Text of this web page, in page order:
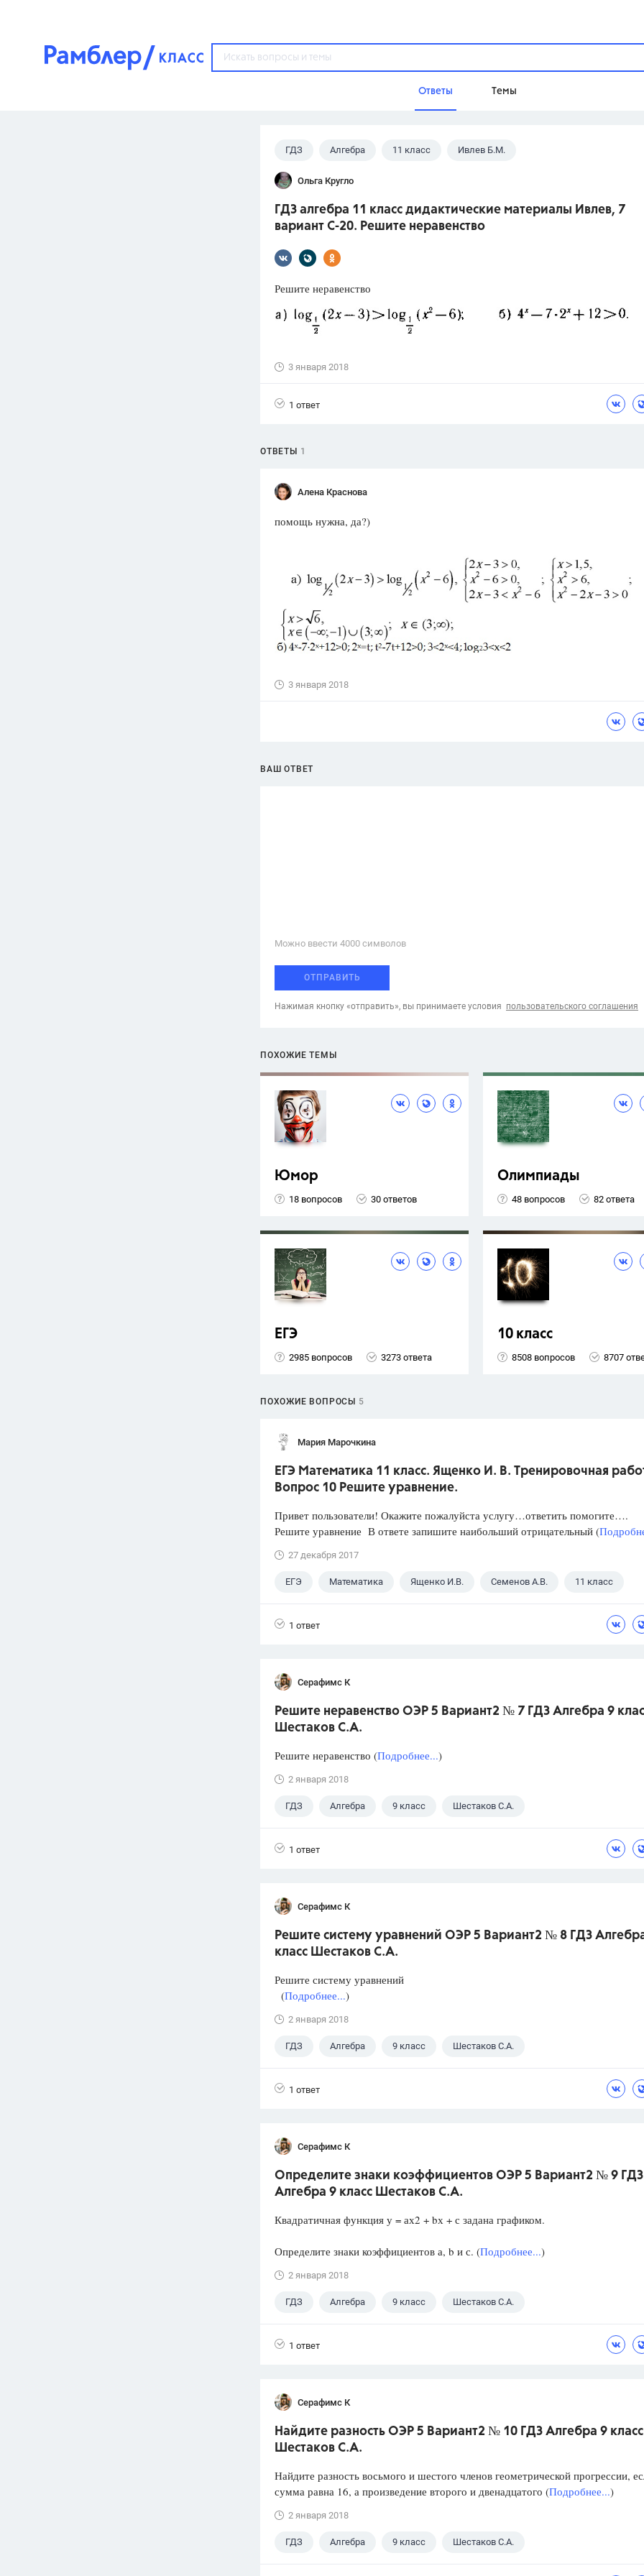
Ответы Темы
Популярные темы
ГДЗ
ОГЭ
ответов
ответа
ответа
ответов
Домашнее задание
Рудзитис Г.Е.,
Цыбулько И.П.,
ГДЗ Алгебра 11 класс Ивлев Б.М.
Ольга Кругло
ГДЗ алгебра 11 класс дидактические материалы Ивлев, 7
вариант С-20. Решите неравенство
Решите неравенство
3 января 2018
1 ответ
ОТВЕТЫ 1
Алена Краснова
помощь нужна, да?)
3 января 2018
ВАШ ОТВЕТ
Можно ввести 4000 cимволов
ОТПРАВИТЬ
Нажимая кнопку «отправить», вы принимаете условия пользовательского соглашения
ПОХОЖИЕ ТЕМЫ
Юмор
18 вопросов 30 ответов
Олимпиады
48 вопросов 82 ответа
ЕГЭ
2985 вопросов 3273 ответа
10 класс
8508 вопросов 8707
ПОХОЖИЕ ВОПРОСЫ 5
Мария Марочкина
ЕГЭ Математика 11 класс. Ященко И. В. Тренировочная
Вопрос 10 Решите уравнение.
Привет пользователи! Окажите пожалуйста услугу…ответить помогите….
Решите уравнение В ответе запишите наибольший отрицательный (
27 декабря 2017
ЕГЭ Математика Ященко И.В. Семенов А.В. 11 класс
1 ответ
Серафимс К
Решите неравенство ОЭР 5 Вариант2 № 7 ГДЗ Алгебра 9
Шестаков С.А.
Решите неравенство (Подробнее...)
2 января 2018
ГДЗ Алгебра 9 класс Шестаков С.А.
1 ответ
Серафимс К
Решите систему уравнений ОЭР 5 Вариант2 № 8 ГДЗ
класс Шестаков С.А.
Решите систему уравнений
(Подробнее...)
2 января 2018
ГДЗ Алгебра 9 класс Шестаков С.А.
1 ответ
Серафимс К
Определите знаки коэффициентов ОЭР 5 Вариант2 № 9 ГДЗ
Алгебра 9 класс Шестаков С.А.
Квадратичная функция у = ах2 + bх + с задана графиком.
Определите знаки коэффициентов а, b и с. (Подробнее...)
2 января 2018
ГДЗ Алгебра 9 класс Шестаков С.А.
1 ответ
Серафимс К
Найдите разность ОЭР 5 Вариант2 № 10 ГДЗ Алгебра 9 класс
Шестаков С.А.
Найдите разность восьмого и шестого членов геометрической прогрессии,
сумма равна 16, а произведение второго и двенадцатого (Подробнее...)
2 января 2018
ГДЗ Алгебра 9 класс Шестаков С.А.